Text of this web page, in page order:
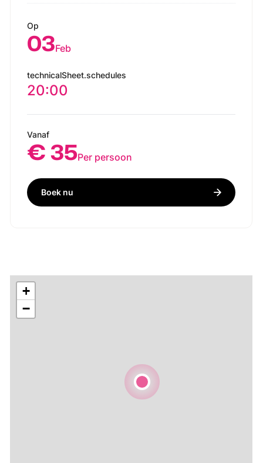
Op
03Feb
technicalSheet.schedules
20:00
Vanaf
€ 35Per persoon
Boek nu
+
−